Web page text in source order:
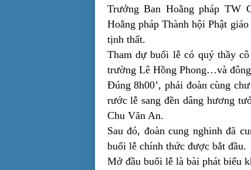
Trưởng Ban Hoằng pháp TW
Hoằng pháp Thành hội Phật
tịnh thất.
Tham dự buổi lễ có quý thầy
trường Lê Hồng Phong…và
Đúng 8h00’, phái đoàn cùng
rước lễ sang đền dâng hương
Chu Văn An.
Sau đó, đoàn cung nghinh đã
buổi lễ chính thức được bắt đầu.
Mở đầu buổi lễ là bài phát biểu